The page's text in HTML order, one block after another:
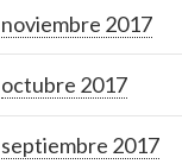
noviembre 2017
octubre 2017
septiembre 2017